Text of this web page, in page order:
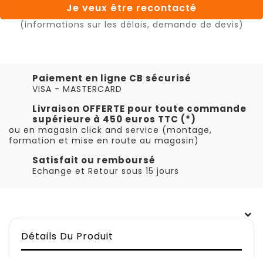
Je veux être recontacté
(informations sur les délais, demande de devis)
Paiement en ligne CB sécurisé
VISA - MASTERCARD
Livraison OFFERTE pour toute commande
supérieure à 450 euros TTC (*)
ou en magasin click and service (montage,
formation et mise en route au magasin)
Satisfait ou remboursé
Echange et Retour sous 15 jours
Détails Du Produit